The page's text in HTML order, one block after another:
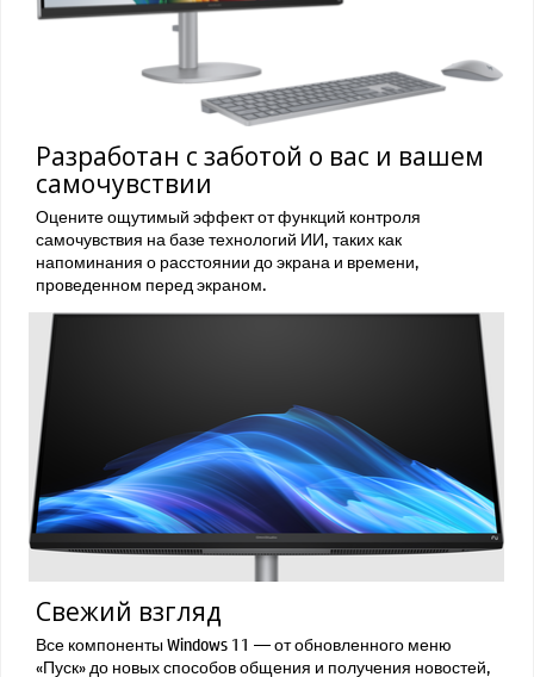
Разработан с заботой о вас и вашем
самочувствии
Оцените ощутимый эффект от функций контроля
самочувствия на базе технологий ИИ, таких как
напоминания о расстоянии до экрана и времени,
проведенном перед экраном.
Свежий взгляд
Все компоненты Windows 11 — от обновленного меню
«Пуск» до новых способов общения и получения новостей,